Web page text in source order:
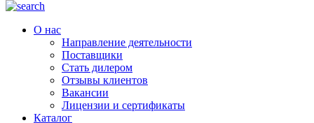
О нас
Направление деятельности
Поставщики
Стать дилером
Отзывы клиентов
Вакансии
Лицензии и сертификаты
Каталог